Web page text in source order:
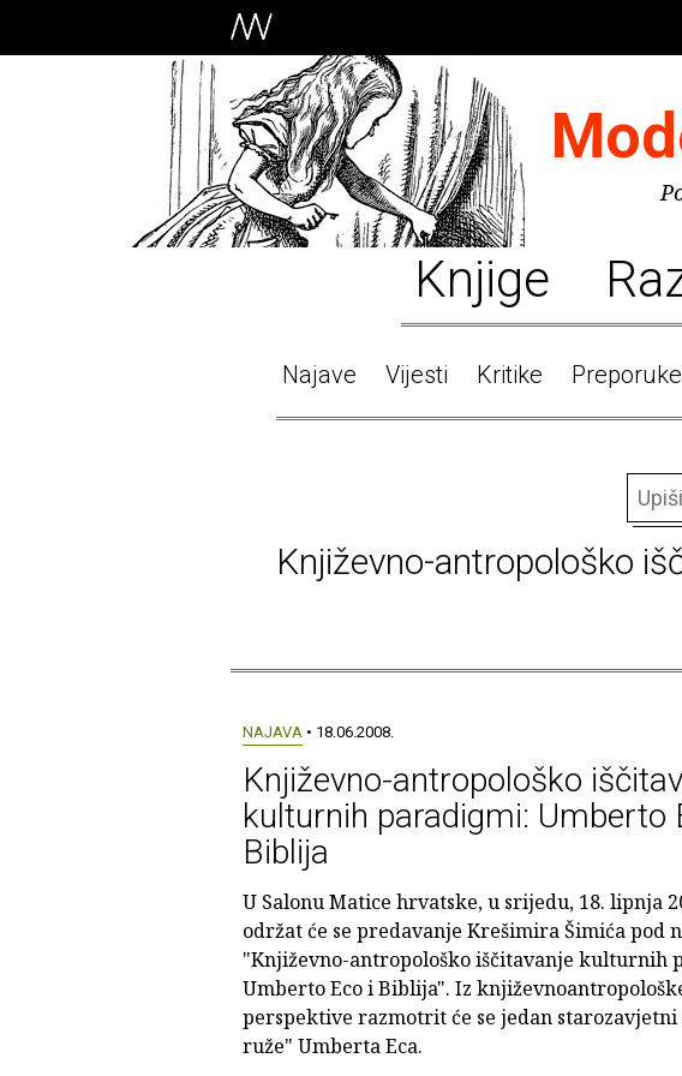
Knjige
Najave Vijesti Kritike Preporuke
Književno-antropološko
NAJAVA• 18.06.2008.
Književno-antropološko
kulturnih paradigmi: Umberto
Biblija
U Salonu Matice hrvatske, u srijedu, 18. lipnja
održat će se predavanje Krešimira Šimića pod
"Književno-antropološko iščitavanje kulturnih
Umberto Eco i Biblija". Iz
perspektive razmotrit će se jedan
ruže" Umberta Eca.